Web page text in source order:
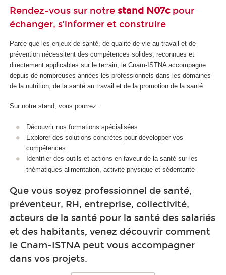
Rendez-vous sur notre stand N07cpour
échanger, s’informer et construire
Parce que les enjeux de santé, de qualité de vie au travail et de
prévention nécessitent des compétences solides, reconnues et
directement applicables sur le terrain, le Cnam-ISTNA accompagne
depuis de nombreuses années les professionnels dans les domaines
de la nutrition, de la santé au travail et de la promotion de la santé.
Sur notre stand, vous pourrez :
Découvrir nos formations spécialisées
Explorer des solutions concrètes pour développer vos
compétences
Identifier des outils et actions en faveur de la santé sur les
thématiques alimentation, activité physique et sédentarité
Que vous soyez professionnel de santé,
préventeur, RH, entreprise, collectivité,
acteurs de la santé pour la santé des salariés
et des habitants, venez découvrir comment
le Cnam-ISTNA peut vous accompagner
dans vos projets.